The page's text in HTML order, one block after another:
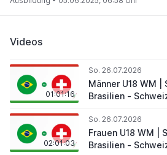
Videos
01:01:16
So. 26.07.2026
Männer U18 WM |
Brasilien -
02:01:03
So. 26.07.2026
Frauen U18 WM |
Brasilien -